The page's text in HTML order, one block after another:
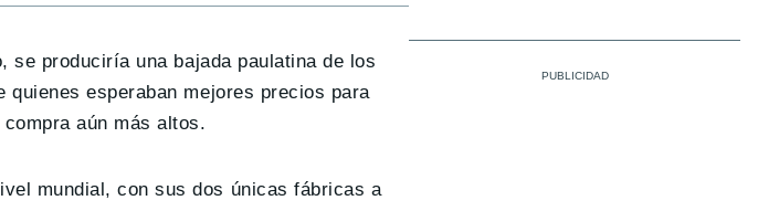
se produciría una bajada paulatina de los
esperaban mejores precios para
aún más altos.
mundial, con sus dos únicas fábricas a